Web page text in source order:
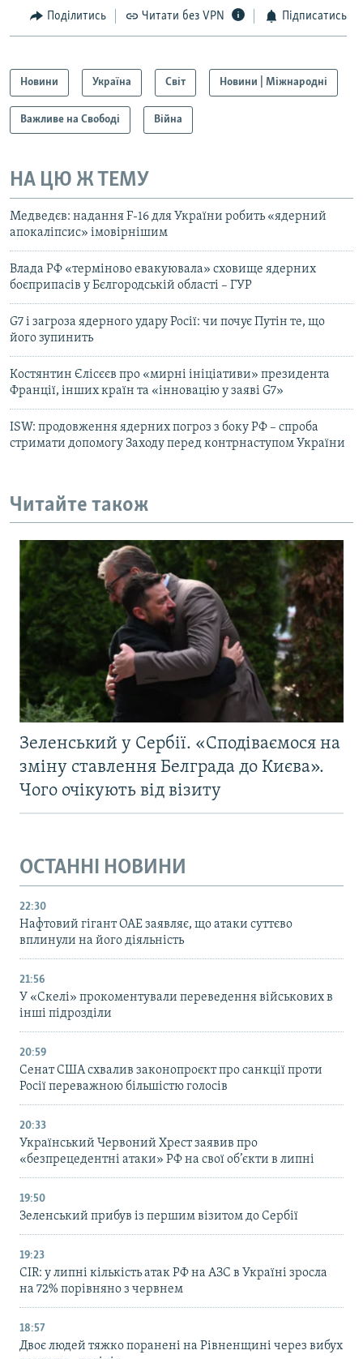
Поділитись Читати без VPN Підписатись
Новини Україна Світ Новини | Міжнародні
Важливе на Свободі Війна
НА ЦЮ Ж ТЕМУ
Медведєв: надання F-16 для України робить «ядерний
апокаліпсис» імовірнішим
Влада РФ «терміново евакуювала» сховище ядерних
боєприпасів у Бєлгородській області – ГУР
G7 і загроза ядерного удару Росії: чи почує Путін те, що
його зупинить
Костянтин Єлісєєв про «мирні ініціативи» президента
Франції, інших країн та «інновацію у заяві G7»
ISW: продовження ядерних погроз з боку РФ – спроба
стримати допомогу Заходу перед контрнаступом України
Читайте також
Зеленський у Сербії. «Сподіваємося на
зміну ставлення Белграда до Києва».
Чого очікують від візиту
ОСТАННІ НОВИНИ
22:30
Нафтовий гігант ОАЕ заявляє, що атаки суттєво
вплинули на його діяльність
21:56
У «Скелі» прокоментували переведення військових в
інші підрозділи
20:59
Cенат США схвалив законопроєкт про санкції проти
Росії переважною більшістю голосів
20:33
Український Червоний Хрест заявив про
«безпрецедентні атаки» РФ на свої об’єкти в липні
19:50
Зеленський прибув із першим візитом до Сербії
19:23
CIR: у липні кількість атак РФ на АЗС в Україні зросла
на 72% порівняно з червнем
18:57
Двоє людей тяжко поранені на Рівненщині через вибух